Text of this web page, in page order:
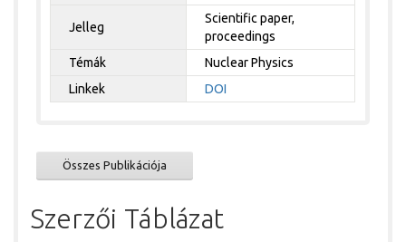
Jelleg
Scientific paper,
proceedings
Témák
Nuclear Physics
Linkek
DOI
Összes Publikációja
Szerzői Táblázat